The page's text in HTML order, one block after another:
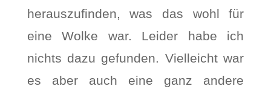
herauszufinden, was das wohl für
eine Wolke war. Leider habe ich
nichts dazu gefunden. Vielleicht war
es aber auch eine ganz andere